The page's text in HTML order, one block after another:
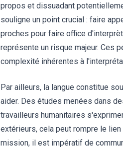
propos et dissuadant
souligne un point crucial : faire
proches pour faire office
représente un risque majeur. Ces
complexité inhérentes à
Par ailleurs, la langue constitue
aider. Des études menées dans
travailleurs humanitaires
extérieurs, cela peut rompre le
mission, il est impératif de